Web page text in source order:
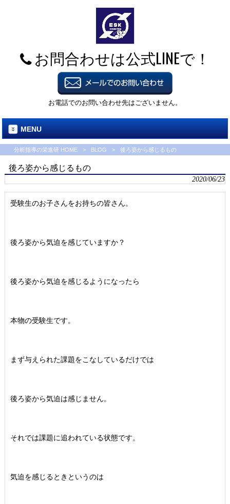
お問合わせは公式LINEで！
お電話でのお問い合わせ先はございません。
MENU
分析指導の栄進研 HOME > BLOG > 後ろ姿から感じるもの
後ろ姿から感じるもの
2020/06/23
受験生のお子さんをお持ちの皆さん。
後ろ姿から気迫を感じていますか？
後ろ姿から気迫を感じるようになったら
本物の受験生です。
まず与えられた課題をこなしているだけでは
後ろ姿から気迫は感じません。
それでは課題に追われている状態です。
気迫を感じるときというのは